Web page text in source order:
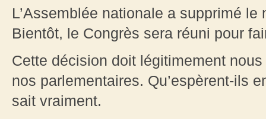
L’Assemblée nationale a supprimé le
Bientôt, le Congrès sera réuni pour
Cette décision doit légitimement
nos parlementaires. Qu’espèrent-ils
sait vraiment.